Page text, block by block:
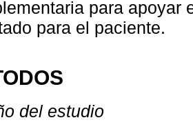
para apoyar
para el paciente.
del estudio